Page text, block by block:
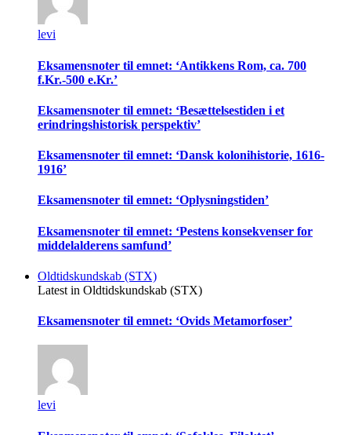
levi
Eksamensnoter til emnet: ‘Antikkens Rom, ca. 700
f.Kr.-500 e.Kr.’
Eksamensnoter til emnet: ‘Besættelsestiden i et
erindringshistorisk perspektiv’
Eksamensnoter til emnet: ‘Dansk kolonihistorie, 1616-
1916’
Eksamensnoter til emnet: ‘Oplysningstiden’
Eksamensnoter til emnet: ‘Pestens konsekvenser for
middelalderens samfund’
Oldtidskundskab (STX)
Latest in Oldtidskundskab (STX)
Eksamensnoter til emnet: ‘Ovids Metamorfoser’
levi